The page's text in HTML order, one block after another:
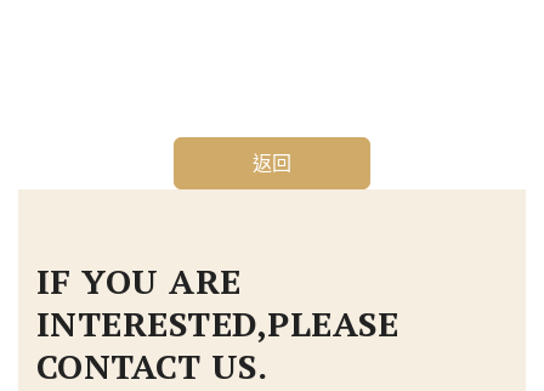
返回
IF YOU ARE
INTERESTED,PLEASE
CONTACT US.